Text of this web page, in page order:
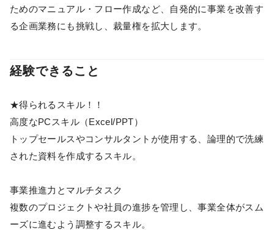
ためのマニュアル・フロー作成など、自発的に事業を改善す
る企画業務にも挑戦し、裁量権を拡大します。
経験できること
★得られるスキル！！
高度なPCスキル（Excel/PPT）
トップセールスやコンサルタントが使用する、論理的で洗練
された資料を作成するスキル。
事業推進力とマルチタスク
複数のプロジェクトや社員の進捗を管理し、事業全体がスム
ーズに進むよう調整するスキル。